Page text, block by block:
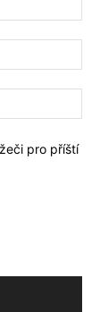
pro příští